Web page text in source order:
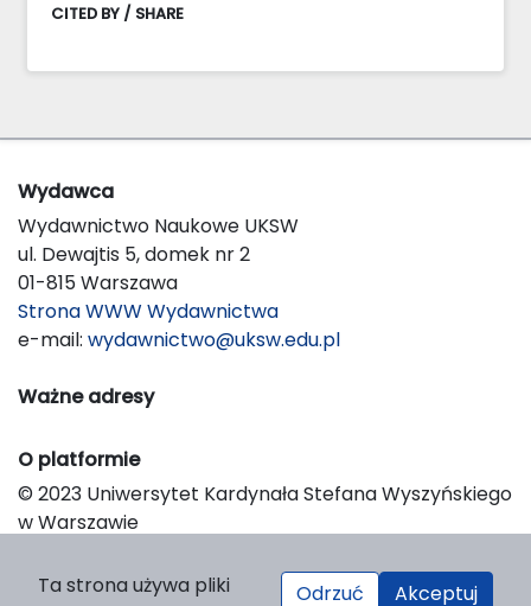
CITED BY / SHARE
Wydawca
Wydawnictwo Naukowe UKSW
ul. Dewajtis 5, domek nr 2
01-815 Warszawa
Strona WWW Wydawnictwa
e-mail: wydawnictwo@uksw.edu.pl
Ważne adresy
O platformie
© 2023 Uniwersytet Kardynała Stefana Wyszyńskiego
w Warszawie
Platform & Workflow by OJS/PKP
Ta strona używa pliki
Odrzuć Akceptuj